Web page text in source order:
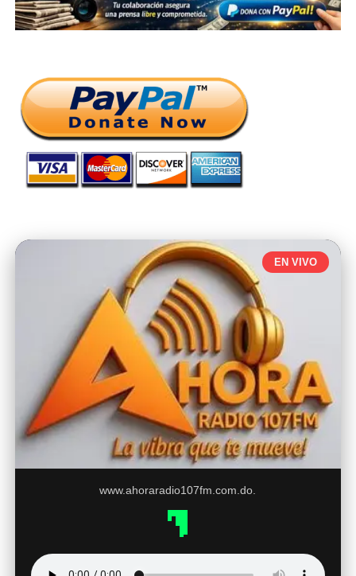
EN VIVO
www.ahoraradio107fm.com.do.